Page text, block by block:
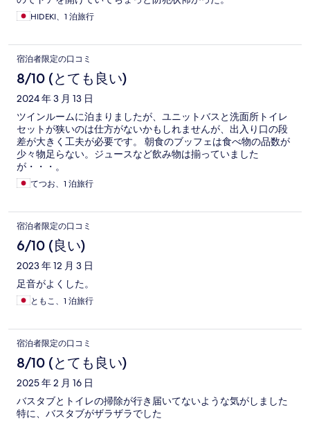
HIDEKI、1 泊旅行
宿泊者限定の口コミ
8/10 (とても良い)
2024 年 3 月 13 日
ツインルームに泊まりましたが、ユニットバスと洗面所トイレ
セットが狭いのは仕方がないかもしれませんが、出入り口の段
差が大きく工夫が必要です。 朝食のブッフェは食べ物の品数が
少々物足らない。ジュースなど飲み物は揃っていました
が・・・。
てつお、1 泊旅行
宿泊者限定の口コミ
6/10 (良い)
2023 年 12 月 3 日
足音がよくした。
ともこ、1 泊旅行
宿泊者限定の口コミ
8/10 (とても良い)
2025 年 2 月 16 日
バスタブとトイレの掃除が行き届いてないような気がしました
特に、バスタブがザラザラでした